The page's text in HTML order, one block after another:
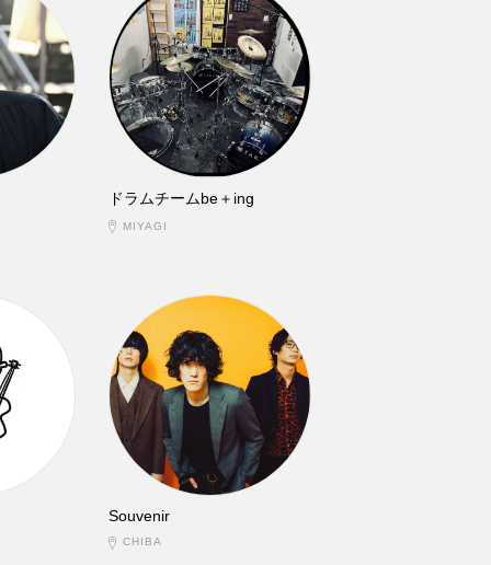
ドラムチームbe＋ing
MIYAGI
Souvenir
CHIBA